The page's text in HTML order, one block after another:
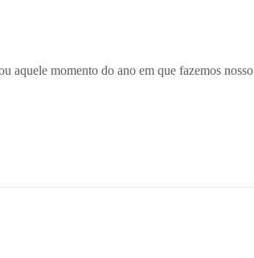
aquele momento do ano em que fazemos nosso